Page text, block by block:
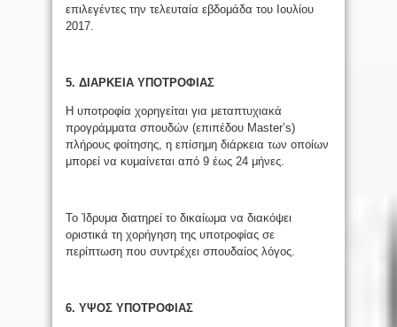
επιλεγέντες την τελευταία εβδομάδα του Ιουλίου
2017.
5. ΔΙΑΡΚΕΙΑ ΥΠΟΤΡΟΦΙΑΣ
Η υποτροφία χορηγείται για μεταπτυχιακά
προγράμματα σπουδών (επιπέδου Master’s)
πλήρους φοίτησης, η επίσημη διάρκεια των οποίων
μπορεί να κυμαίνεται από 9 έως 24 μήνες.
Το Ίδρυμα διατηρεί το δικαίωμα να διακόψει
οριστικά τη χορήγηση της υποτροφίας σε
περίπτωση που συντρέχει σπουδαίος λόγος.
6. ΥΨΟΣ ΥΠΟΤΡΟΦΙΑΣ